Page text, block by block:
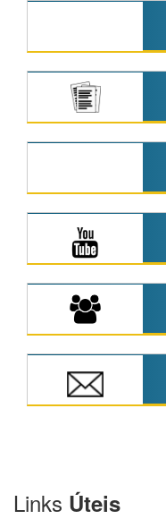
Links Úteis